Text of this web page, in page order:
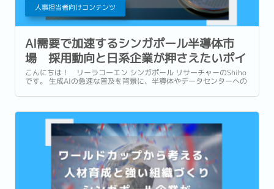
人事担当者向けコンテンツ
AI需要で加速するシンガポール半導体市
場 採用動向と日系企業が押さえたいポイ
ント
こんにちは！ リーラコーエン シンガポール リサーチャーのShiho
です。 生成AIの急速な普及を背景に、半導体やデータセンターへの